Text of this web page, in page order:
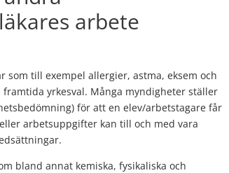
arbete
till exempel allergier, astma, eksem och
yrkesval. Många myndigheter ställer
för att en elev/arbetstagare får
arbetsuppgifter kan till och med vara
bland annat kemiska, fysikaliska och